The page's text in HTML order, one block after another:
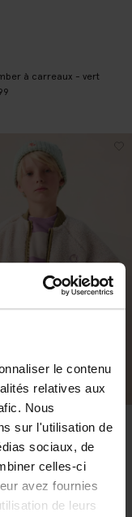
le contenu
relatives aux
Nous
sur l'utilisation de
sociaux, de
celles-ci
avez fournies
de leurs
à carreaux - vert